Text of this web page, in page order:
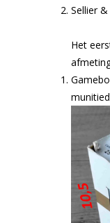
Sellier
Het